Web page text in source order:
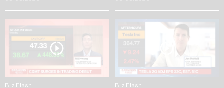
Biz Flash Biz Flash